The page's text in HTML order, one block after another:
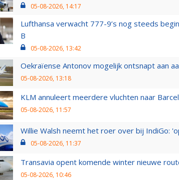
05-08-2026, 14:17
Lufthansa verwacht 777-9’s nog steeds
B
05-08-2026, 13:42
Oekraïense Antonov mogelijk ontsnapt aan
05-08-2026, 13:18
KLM annuleert meerdere vluchten naar
05-08-2026, 11:57
Willie Walsh neemt het roer over bij IndiGo:
05-08-2026, 11:37
Transavia opent komende winter nieuwe
05-08-2026, 10:46